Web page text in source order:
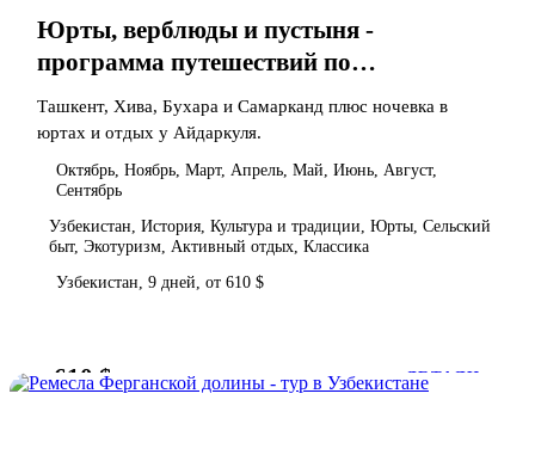
Юрты, верблюды и пустыня -
программа путешествий по
Узбекистану
Ташкент, Хива, Бухара и Самарканд плюс ночевка в
юртах и отдых у Айдаркуля.
Октябрь, Ноябрь, Март, Апрель, Май, Июнь, Август,
Сентябрь
Узбекистан, История, Культура и традиции, Юрты, Сельский
быт, Экотуризм, Активный отдых, Классика
Узбекистан, 9 дней, от 610 $
от610 $ ДЕТАЛИ